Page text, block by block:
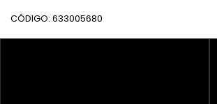
CÓDIGO: 633005680